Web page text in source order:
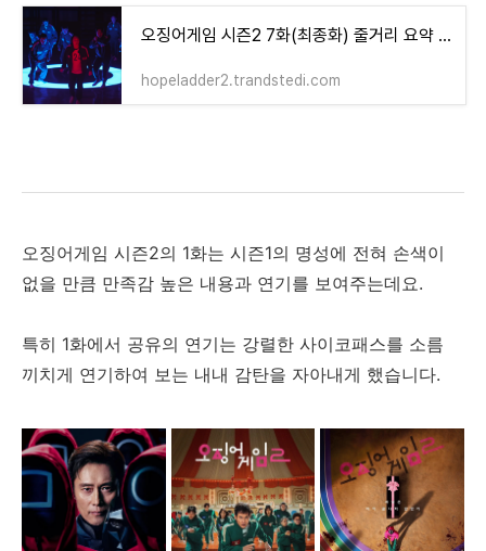
오징어게임 시즌2 7화(최종화) 줄거리 요약 및 다시보기
hopeladder2.trandstedi.com
오징어게임 시즌2의 1화는 시즌1의 명성에 전혀 손색이
없을 만큼 만족감 높은 내용과 연기를 보여주는데요.
특히 1화에서 공유의 연기는 강렬한 사이코패스를 소름
끼치게 연기하여 보는 내내 감탄을 자아내게 했습니다.